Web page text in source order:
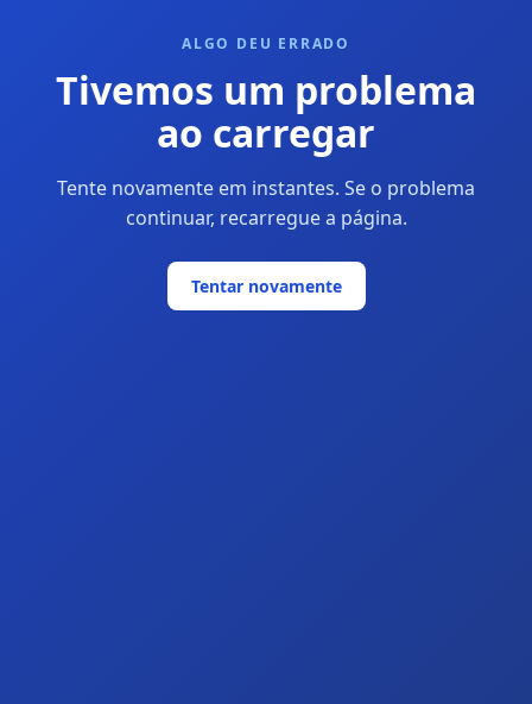
ALGO DEU ERRADO
Tivemos um problema
ao carregar
Tente novamente em instantes. Se o problema
continuar, recarregue a página.
Tentar novamente